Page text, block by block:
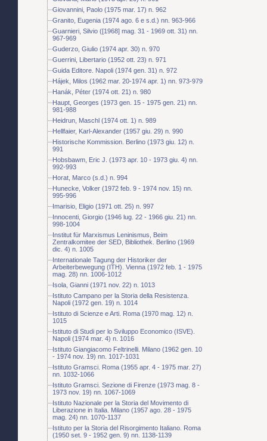
Giovannini, Paolo (1975 mar. 17) n. 962
Granito, Eugenia (1974 ago. 6 e s.d.) nn. 963-966
Guarnieri, Silvio ([1968] mag. 31 - 1969 ott. 31) nn.
967-969
Guderzo, Giulio (1974 apr. 30) n. 970
Guerrini, Libertario (1952 ott. 23) n. 971
Guida Editore. Napoli (1974 gen. 31) n. 972
Hájek, Milos (1962 mar. 20-1974 apr. 1) nn. 973-979
Hanák, Péter (1974 ott. 21) n. 980
Haupt, Georges (1973 gen. 15 - 1975 gen. 21) nn.
981-988
Heidrun, Maschl (1974 ott. 1) n. 989
Hellfaier, Karl-Alexander (1957 giu. 29) n. 990
Historische Kommission. Berlino (1973 giu. 12) n.
991
Hobsbawm, Eric J. (1973 apr. 10 - 1973 giu. 4) nn.
992-993
Horat, Marco (s.d.) n. 994
Hunecke, Volker (1972 feb. 9 - 1974 nov. 15) nn.
995-996
Imarisio, Eligio (1971 ott. 25) n. 997
Innocenti, Giorgio (1946 lug. 22 - 1966 giu. 21) nn.
998-1004
Institut für Marxismus Leninismus, Beim
Zentralkomitee der SED, Bibliothek. Berlino (1969
dic. 4) n. 1005
Internationale Tagung der Historiker der
Arbeiterbewegung (ITH). Vienna (1972 feb. 1 - 1975
mag. 28) nn. 1006-1012
Isola, Gianni (1971 nov. 22) n. 1013
Istituto Campano per la Storia della Resistenza.
Napoli (1972 gen. 19) n. 1014
Istituto di Scienze e Arti. Roma (1970 mag. 12) n.
1015
Istituto di Studi per lo Sviluppo Economico (ISVE).
Napoli (1974 mar. 4) n. 1016
Istituto Giangiacomo Feltrinelli. Milano (1962 gen. 10
- 1974 nov. 19) nn. 1017-1031
Istituto Gramsci. Roma (1955 apr. 4 - 1975 mar. 27)
nn. 1032-1066
Istituto Gramsci. Sezione di Firenze (1973 mag. 8 -
1973 nov. 19) nn. 1067-1069
Istituto Nazionale per la Storia del Movimento di
Liberazione in Italia. Milano (1957 ago. 28 - 1975
mag. 24) nn. 1070-1137
Istituto per la Storia del Risorgimento Italiano. Roma
(1950 set. 9 - 1952 gen. 9) nn. 1138-1139